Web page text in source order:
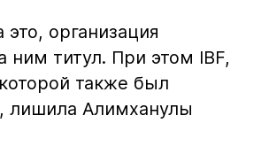
организация
ним титул. При этом IBF,
также был
лишила Алимханулы